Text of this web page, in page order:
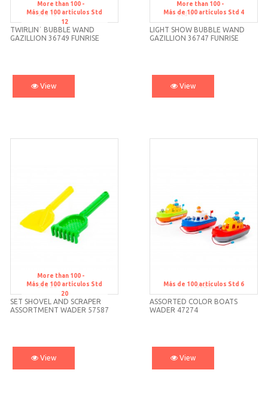
More than 100 -
Std 12
TWIRLIN´ BUBBLE WAND
GAZILLION 36749 FUNRISE
Más de 100 artículos Std
12
View
More than 100 -
Std 4
LIGHT SHOW BUBBLE WAND
GAZILLION 36747 FUNRISE
Más de 100 artículos Std 4
View
More than 100 -
Std 20
SET SHOVEL AND SCRAPER
ASSORTMENT WADER 57587
Más de 100 artículos Std
20
View
Std 6
ASSORTED COLOR BOATS
WADER 47274
Más de 100 artículos Std 6
View